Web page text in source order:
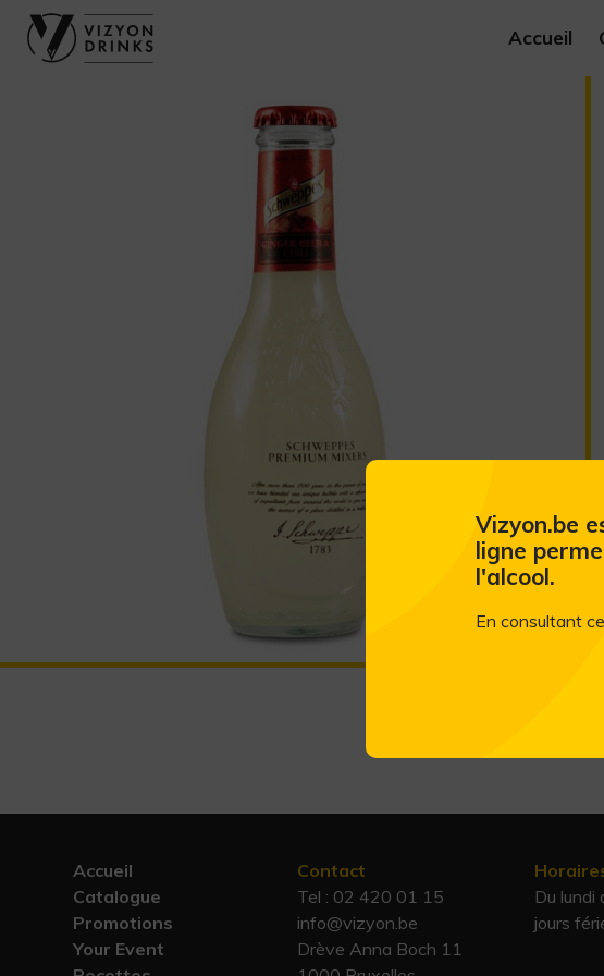
Accueil
Accueil
Catalogue
Promotions
Your Event
Contact
Tel : 02 420 01 15
info@vizyon.be
Drève Anna Boch 11
Du lundi
jours
Vizyon.be
ligne
l'alcool.
En consultant